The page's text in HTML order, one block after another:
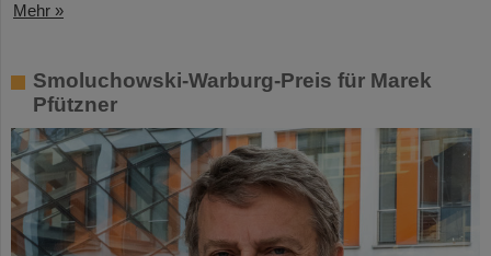
Mehr »
Smoluchowski-Warburg-Preis für Marek
Pfützner